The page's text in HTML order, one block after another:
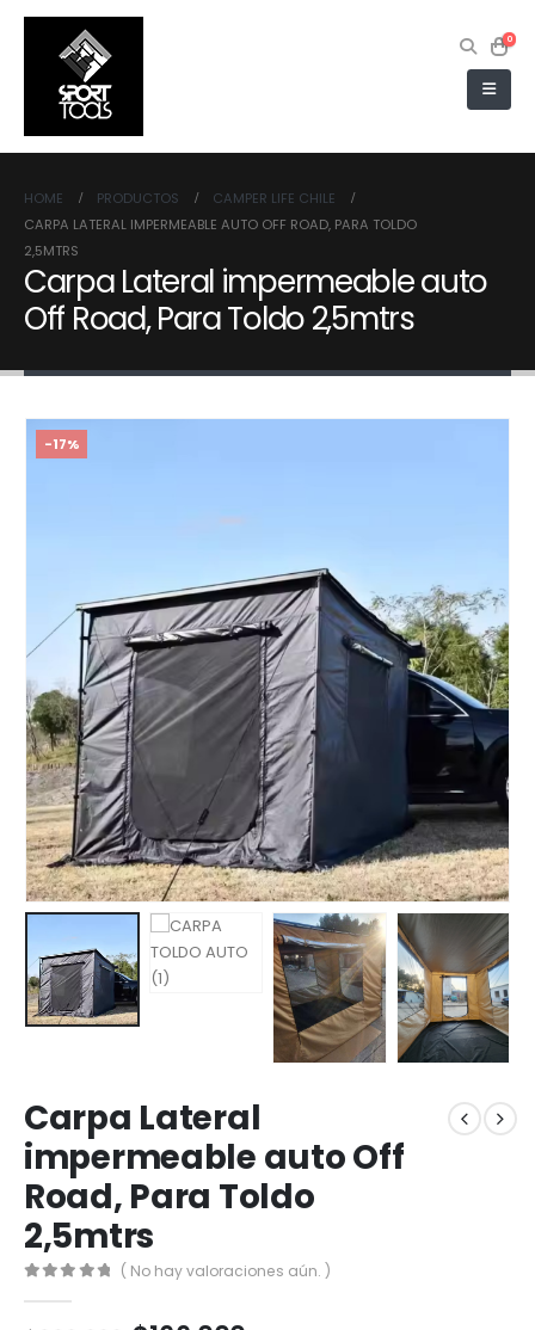
0
HOME PRODUCTOS
CAMPER LIFE CHILE
CARPA LATERAL IMPERMEABLE AUTO OFF ROAD, PARA TOLDO
2,5MTRS
Carpa Lateral impermeable auto
Off Road, Para Toldo 2,5mtrs
-17%
Carpa Lateral
impermeable auto Off
Road, Para Toldo
2,5mtrs
( No hay valoraciones aún. )